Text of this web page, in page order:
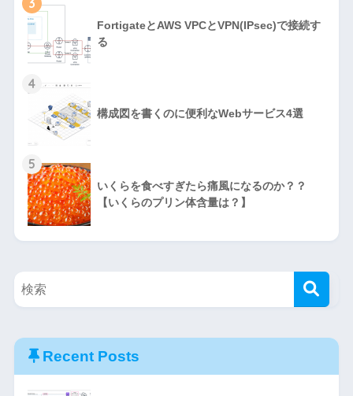
3
FortigateとAWS VPCとVPN(IPsec)で接続す
る
4
構成図を書くのに便利なWebサービス4選
5
いくらを食べすぎたら痛風になるのか？？
【いくらのプリン体含量は？】
Recent Posts